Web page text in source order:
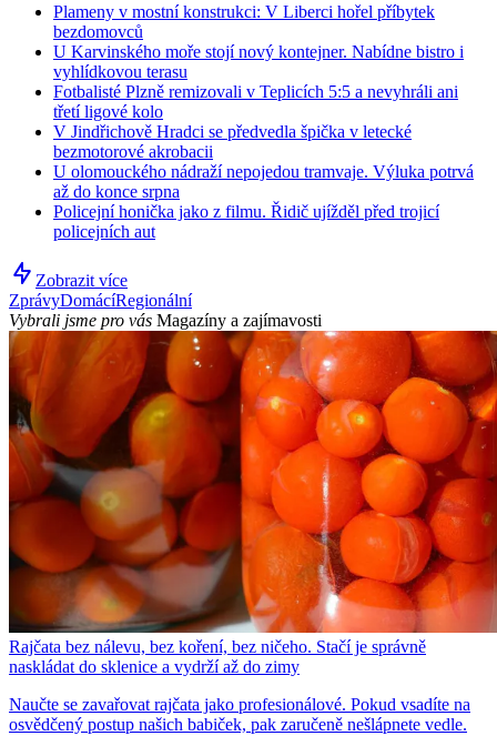
Plameny v mostní konstrukci: V Liberci hořel příbytek
bezdomovců
U Karvinského moře stojí nový kontejner. Nabídne bistro i
vyhlídkovou terasu
Fotbalisté Plzně remizovali v Teplicích 5:5 a nevyhráli ani
třetí ligové kolo
V Jindřichově Hradci se předvedla špička v letecké
bezmotorové akrobacii
U olomouckého nádraží nepojedou tramvaje. Výluka potrvá
až do konce srpna
Policejní honička jako z filmu. Řidič ujížděl před trojicí
policejních aut
Zobrazit více
ZprávyDomácíRegionální
Vybrali jsme pro vás Magazíny a zajímavosti
Rajčata bez nálevu, bez koření, bez ničeho. Stačí je správně
naskládat do sklenice a vydrží až do zimy
Naučte se zavařovat rajčata jako profesionálové. Pokud vsadíte na
osvědčený postup našich babiček, pak zaručeně nešlápnete vedle.